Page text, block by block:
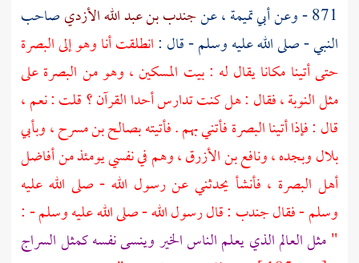
871 - وعن أبي تميمة، عنجندب بن عبد الله الأزديصاحب
النبي - صلى الله عليه وسلم - قال :انطلقت أنا وهو إلىالبصرة
حتى أتينا مكانا يقال له : بيت المسكين ، وهو من البصرةعلى
مثل النوبة ، فقال : هل كنت تدارس أحدا القرآن ؟ قلت : نعم ،
قال : فإذا أتيناالبصرةفأتني بهم . فأتيتهبصالح بن مسرح،وبأبي
بلالوبجده،ونافع بن الأزرق، وهم في نفسي يومئذ من أفاضل
أهل البصرة ، فأنشأ يحدثني عن رسول الله - صلى الله عليه
وسلم - فقالجندب : قال رسول الله - صلى الله عليه وسلم - :
"مثل العالم الذي يعلم الناس الخير وينسى نفسه كمثل السراج